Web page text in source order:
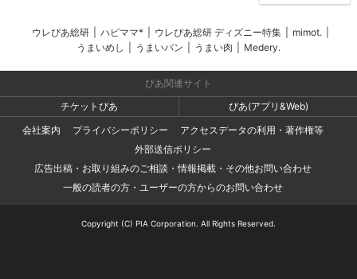
ウレぴあ総研 ハピママ* ウレぴあ総研 ディズニー特集 mimot.
うまいめし
うまいパン うまい肉 Medery.
ぴあ関連サイト
チケットぴあ
ぴあ(アプリ&Web)
会社案内
プライバシーポリシー
アクセスデータの利用・著作権等
外部送信ポリシー
広告出稿・お取り組みのご相談・情報掲載・その他お問い合わせ
一般の読者の方・ユーザーの方からのお問い合わせ
Copyright (C) PIA Corporation. All Rights Reserved.